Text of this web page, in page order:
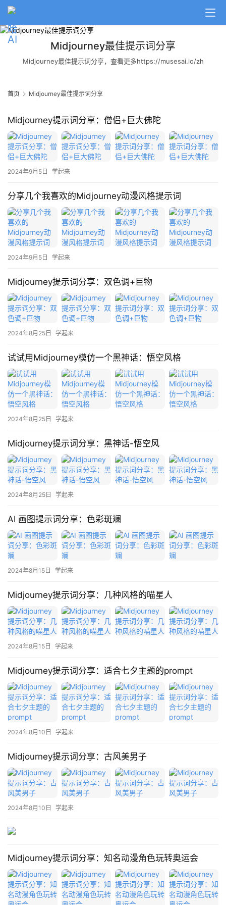
A
I
日
报
开
源
项
目
应
用
业
/
好
文
教
模
框
报
告
登录
Midjourney最佳提示词分享
Midjourney最佳提示词分享，查看更多https://musesai.io/zh
首页 Midjourney最佳提示词分享
Midjourney提示词分享：僧侣+巨大佛陀
2024年9月5日 学起来
分享几个我喜欢的Midjourney动漫风格提示词
2024年9月5日 学起来
Midjourney提示词分享：双色调+巨物
2024年8月25日 学起来
试试用Midjourney模仿一个黑神话：悟空风格
2024年8月25日 学起来
Midjourney提示词分享：黑神话-悟空风
2024年8月25日 学起来
AI 画图提示词分享：色彩斑斓
2024年8月15日 学起来
Midjourney提示词分享：几种风格的喵星人
2024年8月15日 学起来
Midjourney提示词分享：适合七夕主题的prompt
2024年8月10日 学起来
Midjourney提示词分享：古风美男子
2024年8月10日 学起来
Midjourney提示词分享：知名动漫角色玩转奥运会